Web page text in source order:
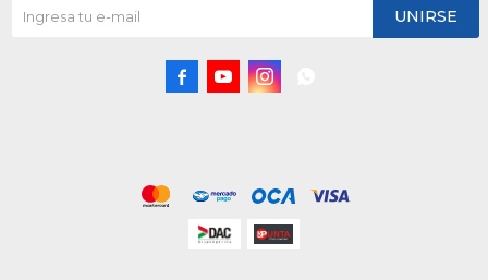
UNIRSE
  